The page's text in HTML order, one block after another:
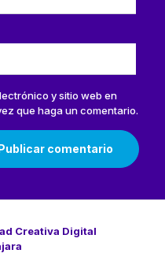
y sitio web en
que haga un comentario.
Creativa Digital